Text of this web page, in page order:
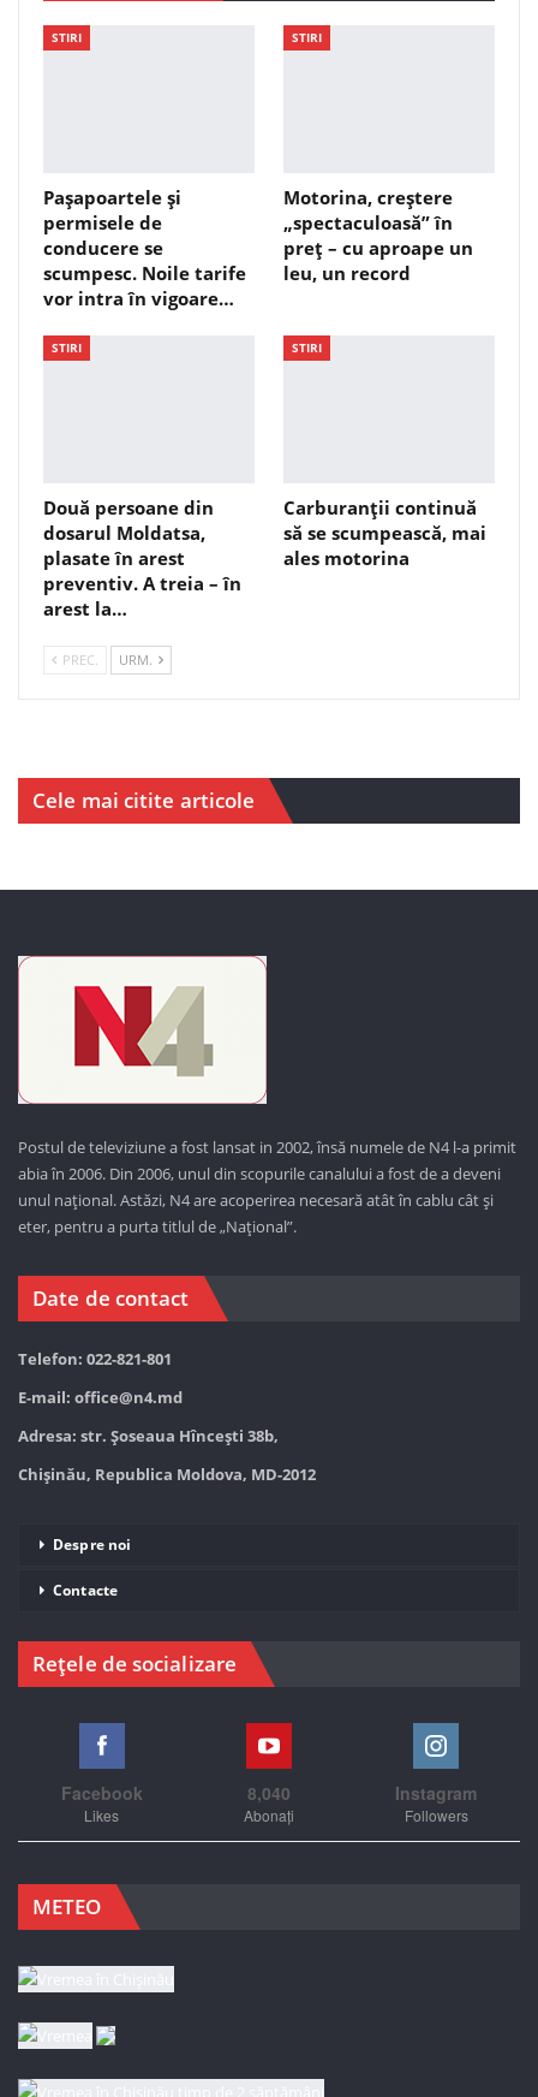
STIRI
Pașapoartele și
permisele de
conducere se
scumpesc. Noile tarife
vor intra în vigoare…
STIRI
Motorina, creștere
„spectaculoasă” în
preț – cu aproape un
leu, un record
STIRI
Două persoane din
dosarul Moldatsa,
plasate în arest
preventiv. A treia – în
arest la…
STIRI
Carburanții continuă
să se scumpească, mai
ales motorina
PREC. URM.
Cele mai citite articole
Postul de televiziune a fost lansat in 2002, însă numele de N4 l-a primit
abia în 2006. Din 2006, unul din scopurile canalului a fost de a deveni
unul național. Astăzi, N4 are acoperirea necesară atât în cablu cât și
eter, pentru a purta titlul de „Național”.
Date de contact
Telefon: 022-821-801
E-mail: office@n4.md
Adresa: str. Șoseaua Hînceşti 38b,
Chișinău, Republica Moldova, MD-2012
Despre noi
Contacte
Rețele de socializare
Facebook
Likes
8,040
Abonați
Instagram
Followers
METEO